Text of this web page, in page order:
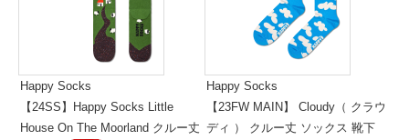
Happy Socks
【24SS】Happy Socks Little
House On The Moorland クルー丈
Happy Socks
【23FW MAIN】 Cloudy（ クラウ
ディ ） クルー丈 ソックス 靴下